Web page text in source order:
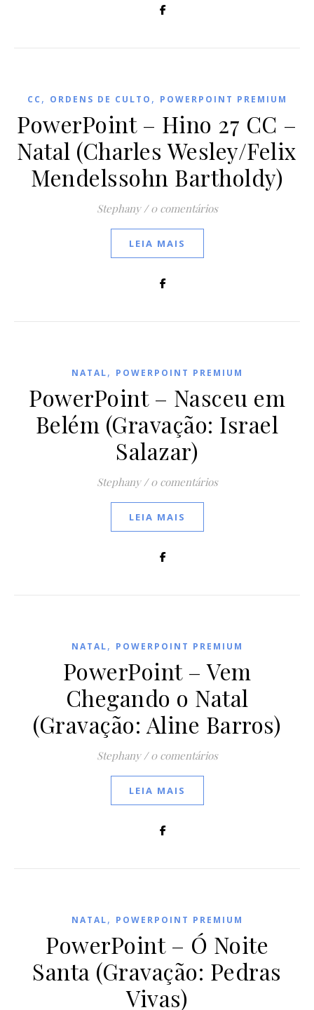
CC , ORDENS DE CULTO , POWERPOINT PREMIUM
PowerPoint – Hino 27 CC –
Natal (Charles Wesley/Felix
Mendelssohn Bartholdy)
Stephany / 0 comentários
LEIA MAIS
NATAL, POWERPOINT PREMIUM
PowerPoint – Nasceu em
Belém (Gravação: Israel
Salazar)
Stephany / 0 comentários
LEIA MAIS
NATAL, POWERPOINT PREMIUM
PowerPoint – Vem
Chegando o Natal
(Gravação: Aline Barros)
Stephany / 0 comentários
LEIA MAIS
NATAL, POWERPOINT PREMIUM
PowerPoint – Ó Noite
Santa (Gravação: Pedras
Vivas)